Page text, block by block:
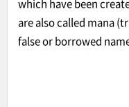
which have been
are also called mana
false or borrowed